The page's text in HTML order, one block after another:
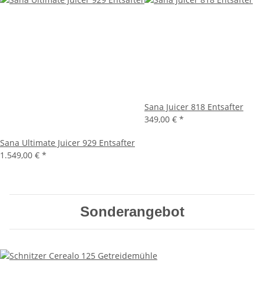
Sana Ultimate Juicer 929 Entsafter
1.549,00 € *
Sana Juicer 818 Entsafter
349,00 € *
Sonderangebot